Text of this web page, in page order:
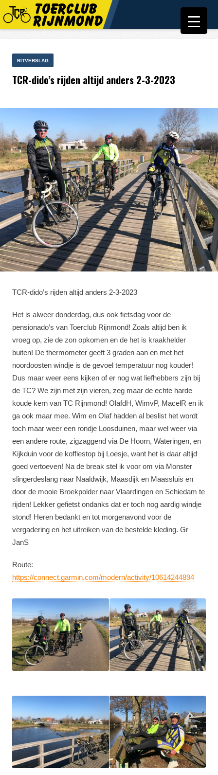
RITVERSLAG
TCR-dido’s rijden altijd anders 2-3-2023
TCR-dido’s rijden altijd anders 2-3-2023
Het is alweer donderdag, dus ook fietsdag voor de
pensionado’s van Toerclub Rijnmond! Zoals altijd ben ik
vroeg op, zie de zon opkomen en de het is kraakhelder
buiten! De thermometer geeft 3 graden aan en met het
noordoosten windje is de gevoel temperatuur nog kouder!
Dus maar weer eens kijken of er nog wat liefhebbers zijn bij
de TC? We zijn met zijn vieren, zeg maar de echte harde
koude kern van TC Rijnmond! OlafdH, WimvP, MacelR en ik
ga ook maar mee. Wim en Olaf hadden al beslist het wordt
toch maar weer een rondje Loosduinen, maar wel weer via
een andere route, zigzaggend via De Hoorn, Wateringen, en
Kijkduin voor de koffiestop bij Loesje, want het is daar altijd
goed vertoeven! Na de break stel ik voor om via Monster
slingerdeslang naar Naaldwijk, Maasdijk en Maassluis en
door de mooie Broekpolder naar Vlaardingen en Schiedam te
rijden! Lekker gefietst ondanks dat er toch nog aardig windje
stond! Heren bedankt en tot morgenavond voor de
vergadering en het uitreiken van de bestelde kleding. Gr
JanS
Route:
https://connect.garmin.com/modern/activity/10614244894